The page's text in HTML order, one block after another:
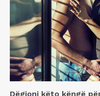
Dëgjoni këto këngë